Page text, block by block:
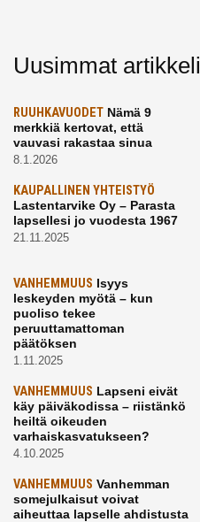
Uusimmat
RUUHKAVUODET Nämä 9
merkkiä kertovat, että
vauvasi rakastaa sinua
8.1.2026
KAUPALLINEN YHTEISTYÖ
Lastentarvike Oy – Parasta
lapsellesi jo vuodesta 1967
21.11.2025
VANHEMMUUS Isyys
leskeyden myötä – kun
puoliso tekee
peruuttamattoman
päätöksen
1.11.2025
VANHEMMUUS Lapseni eivät
käy päiväkodissa – riistänkö
heiltä oikeuden
varhaiskasvatukseen?
4.10.2025
VANHEMMUUS Vanhemman
somejulkaisut voivat
aiheuttaa lapselle ahdistusta